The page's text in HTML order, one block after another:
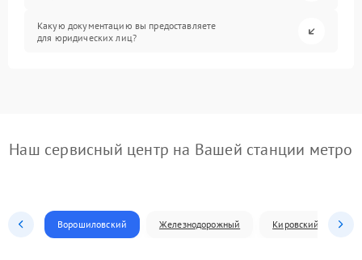
Какую документацию вы предоставляете
для юридических лиц?
Наш сервисный центр на Вашей станции метро
Ворошиловский Железнодорожный Кировский